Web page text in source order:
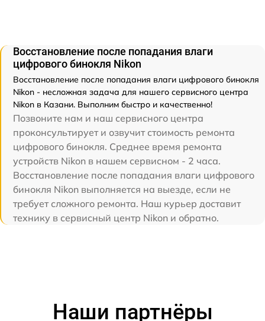
Восстановление после попадания влаги
цифрового бинокля Nikon
Восстановление после попадания влаги цифрового бинокля
Nikon - несложная задача для нашего сервисного центра
Nikon в Казани. Выполним быстро и качественно!
Позвоните нам и наш сервисного центра
проконсультирует и озвучит стоимость ремонта
цифрового бинокля. Среднее время ремонта
устройств Nikon в нашем сервисном - 2 часа.
Восстановление после попадания влаги цифрового
бинокля Nikon выполняется на выезде, если не
требует сложного ремонта. Наш курьер доставит
технику в сервисный центр Nikon и обратно.
Наши партнёры